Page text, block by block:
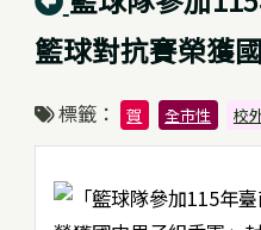
籃球對抗賽榮獲
標籤： 賀 全市性 校